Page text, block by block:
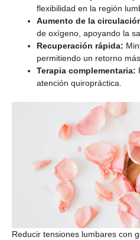
flexibilidad en la región
Aumento de la
de oxígeno, apoyando la
Recuperación rápida:
permitiendo un retorno
Terapia complementaria:
atención quiropráctica.
Reducir tensiones lumbares con